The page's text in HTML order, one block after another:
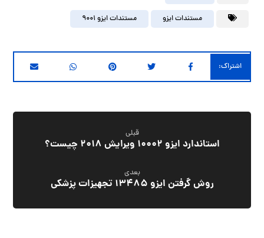
مستندات ایزو مستندات ایزو 9001
قبلی
استاندارد ایزو 10002 ویرایش 2018 چیست؟
بعدی
روش گرفتن ایزو 13485 تجهیزات پزشکی